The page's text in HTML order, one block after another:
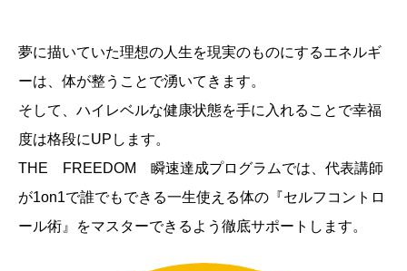
夢に描いていた理想の人生を現実のものにするエネルギ
ーは、体が整うことで湧いてきます。
そして、ハイレベルな健康状態を手に入れることで幸福
度は格段にUPします。
THE FREEDOM 瞬速達成プログラムでは、代表講師
が1on1で誰でもできる一生使える体の『セルフコントロ
ール術』をマスターできるよう徹底サポートします。